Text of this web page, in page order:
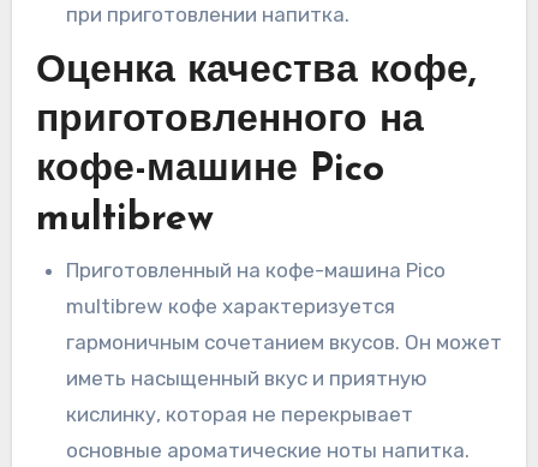
при приготовлении напитка.
Оценка качества кофе,
приготовленного на
кофе-машине Pico
multibrew
Приготовленный на кофе-машина Pico
multibrew кофе характеризуется
гармоничным сочетанием вкусов. Он может
иметь насыщенный вкус и приятную
кислинку, которая не перекрывает
основные ароматические ноты напитка.